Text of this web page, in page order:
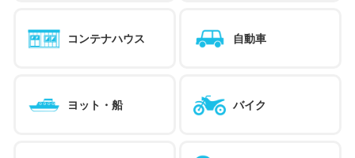
コンテナハウス 自動車
ヨット・船 バイク